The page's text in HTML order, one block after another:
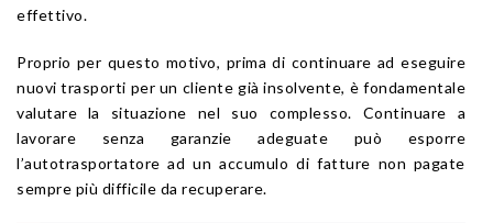
effettivo.
Proprio per questo motivo, prima di continuare ad eseguire
nuovi trasporti per un cliente già insolvente, è fondamentale
valutare la situazione nel suo complesso. Continuare a
lavorare senza garanzie adeguate può esporre
l’autotrasportatore ad un accumulo di fatture non pagate
sempre più difficile da recuperare.